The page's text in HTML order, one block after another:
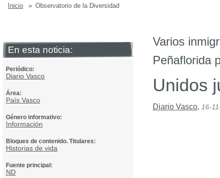
Inicio » Observatorio de la Diversidad
En esta noticia:
Periódico:
Diario Vasco
Área:
País Vasco
Género informativo:
Información
Bloques de contenido. Titulares:
Historias de vida
Fuente principal:
ND
Varios
Peñaflorida
Unidos
Diario Vasco, 16-